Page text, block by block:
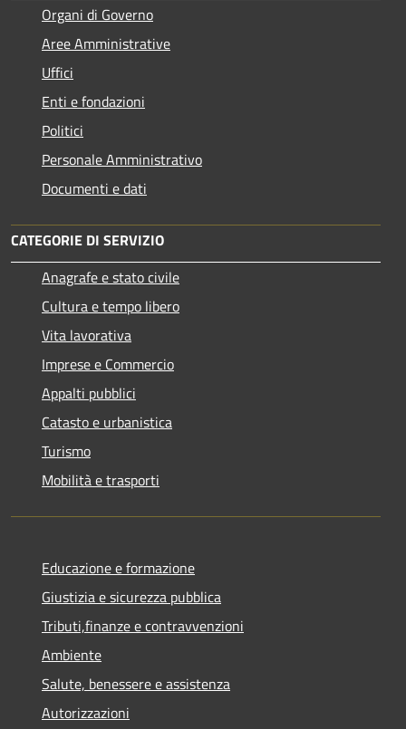
Organi di Governo
Aree Amministrative
Uffici
Enti e fondazioni
Politici
Personale Amministrativo
Documenti e dati
CATEGORIE DI SERVIZIO
Anagrafe e stato civile
Cultura e tempo libero
Vita lavorativa
Imprese e Commercio
Appalti pubblici
Catasto e urbanistica
Turismo
Mobilità e trasporti
Educazione e formazione
Giustizia e sicurezza pubblica
Tributi,finanze e contravvenzioni
Ambiente
Salute, benessere e assistenza
Autorizzazioni